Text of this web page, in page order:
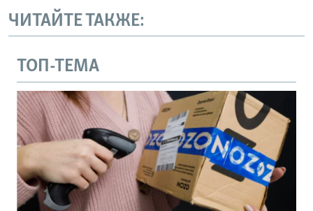
ЧИТАЙТЕ ТАКЖЕ:
ТОП-ТЕМА